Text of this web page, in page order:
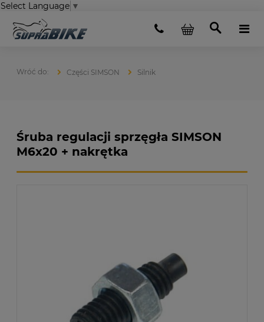
Select Language ▼
Części SIMSON Silnik
Śruba regulacji sprzęgła SIMSON
M6x20 + nakrętka